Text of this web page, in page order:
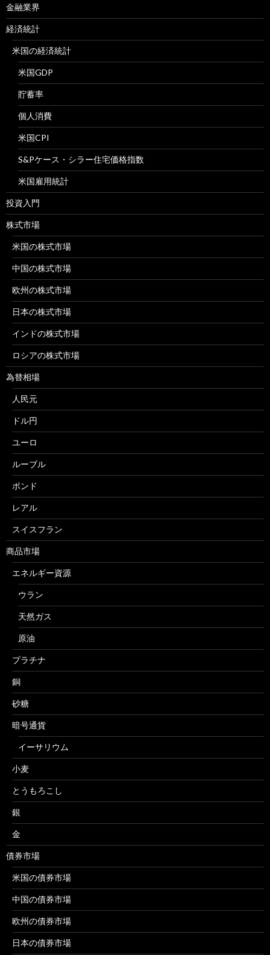
金融業界
経済統計
米国の経済統計
米国GDP
貯蓄率
個人消費
米国CPI
S&Pケース・シラー住宅価格指数
米国雇用統計
投資入門
株式市場
米国の株式市場
中国の株式市場
欧州の株式市場
日本の株式市場
インドの株式市場
ロシアの株式市場
為替相場
人民元
ドル円
ユーロ
ルーブル
ポンド
レアル
スイスフラン
商品市場
エネルギー資源
ウラン
天然ガス
原油
プラチナ
銅
砂糖
暗号通貨
イーサリウム
小麦
とうもろこし
銀
金
債券市場
米国の債券市場
中国の債券市場
欧州の債券市場
日本の債券市場